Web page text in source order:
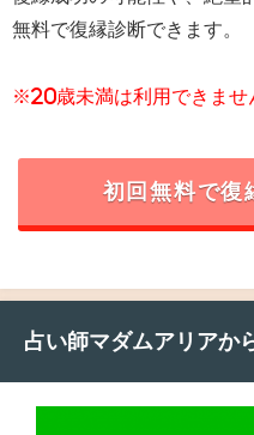
無料で復縁診断できます。
※20歳未満は利用できませ
初回無料で復
占い師マダムアリアか